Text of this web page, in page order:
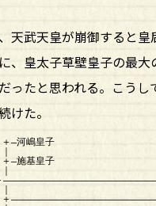
天武天皇が崩御すると
、皇太子草壁皇子の最大
ったと思われる。こう
けた。
河嶋皇子
施基皇子